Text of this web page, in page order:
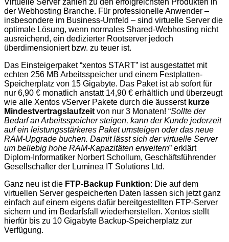
der Webhosting Branche. Für professionelle Anwender –
insbesondere im Business-Umfeld – sind virtuelle Server die
optimale Lösung, wenn normales Shared-Webhosting nicht
ausreichend, ein dedizierter Rootserver jedoch
überdimensioniert bzw. zu teuer ist.
Das Einsteigerpaket “xentos START” ist ausgestattet mit
echten 256 MB Arbeitsspeicher und einem Festplatten-
Speicherplatz von 15 Gigabyte. Das Paket ist ab sofort für
nur 6,90 € monatlich anstatt 14,90 € erhältlich und überzeugt
wie alle Xentos vServer Pakete durch die äusserst kurze
Mindestvertragslaufzeit von nur 3 Monaten! “Sollte der
Bedarf an Arbeitsspeicher steigen, kann der Kunde jederzeit
auf ein leistungsstärkeres Paket umsteigen oder das neue
RAM-Upgrade buchen. Damit lässt sich der virtuelle Server
um beliebig hohe RAM-Kapazitäten erweitern” erklärt
Diplom-Informatiker Norbert Schollum, Geschäftsführender
Gesellschafter der Luminea IT Solutions Ltd.
Ganz neu ist die FTP-Backup Funktion: Die auf dem
virtuellen Server gespeicherten Daten lassen sich jetzt ganz
einfach auf einem eigens dafür bereitgestellten FTP-Server
sichern und im Bedarfsfall wiederherstellen. Xentos stellt
hierfür bis zu 10 Gigabyte Backup-Speicherplatz zur
Verfügung.